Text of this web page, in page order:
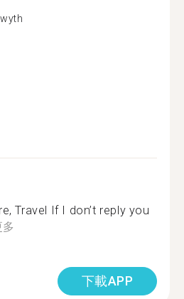
Travel If I don’t reply you
下載APP